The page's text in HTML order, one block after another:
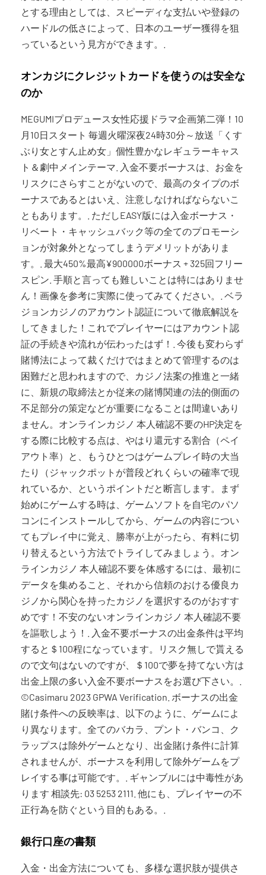
とする理由としては、スピーディな支払いや登録の
ハードルの低さによって、日本のユーザー獲得を狙
っているという見方ができます。.
オンカジにクレジットカードを使うのは安全な
のか
MEGUMIプロデュース女性応援ドラマ企画第二弾！10
月10日スタート 毎週火曜深夜24時30分～放送「くす
ぶり女とすん止め女」個性豊かなレギュラーキャス
ト＆劇中メインテーマ. 入金不要ボーナスは、お金を
リスクにさらすことがないので、最高のタイプのボ
ーナスであるとはいえ、注意しなければならないこ
ともあります。. ただしEASY版には入金ボーナス・
リベート・キャッシュバック等の全てのプロモーシ
ョンが対象外となってしまうデメリットがありま
す。. 最大450%最高¥900000ボーナス + 325回フリー
スピン. 手順と言っても難しいことは特にはありませ
ん！画像を参考に実際に使ってみてください。. ベラ
ジョンカジノのアカウント認証について徹底解説を
してきました！これでプレイヤーにはアカウント認
証の手続きや流れが伝わったはず！. 今後も変わらず
賭博法によって裁くだけではまとめて管理するのは
困難だと思われますので、カジノ法案の推進と一緒
に、新規の取締法とか従来の賭博関連の法的側面の
不足部分の策定などが重要になることは間違いあり
ません。オンラインカジノ 本人確認不要のHP決定を
する際に比較する点は、やはり還元する割合（ペイ
アウト率）と、もうひとつはゲームプレイ時の大当
たり（ジャックポットが普段どれくらいの確率で現
れているか、というポイントだと断言します。まず
始めにゲームする時は、ゲームソフトを自宅のパソ
コンにインストールしてから、ゲームの内容につい
てもプレイ中に覚え、勝率が上がったら、有料に切
り替えるという方法でトライしてみましょう。オン
ラインカジノ 本人確認不要を体感するには、最初に
データを集めること、それから信頼のおける優良カ
ジノから関心を持ったカジノを選択するのがおすす
めです！不安のないオンラインカジノ 本人確認不要
を謳歌しよう！. 入金不要ボーナスの出金条件は平均
すると＄100程になっています。リスク無しで貰える
ので文句はないのですが、＄100で夢を持てない方は
出金上限の多い入金不要ボーナスをお選び下さい。.
©︎Casimaru 2023 GPWA Verification. ボーナスの出金
賭け条件への反映率は、以下のように、ゲームによ
り異なります。全てのバカラ、プント・バンコ、ク
ラップスは除外ゲームとなり、出金賭け条件に計算
されませんが、ボーナスを利用して除外ゲームをプ
レイする事は可能です。. ギャンブルには中毒性があ
ります 相談先: 03 5253 2111. 他にも、プレイヤーの不
正行為を防ぐという目的もある。.
銀行口座の書類
入金・出金方法についても、多様な選択肢が提供さ